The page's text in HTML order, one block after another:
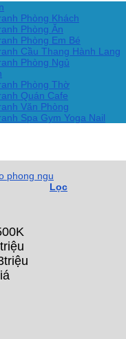
Phòng Khách
Phòng Ăn
Phòng Em Bé
Cầu Thang Hành Lang
Phòng Ngủ
Phòng Thờ
Quán Cafe
Văn Phòng
Spa Gym Yoga Nail
phong ngu
Lọc